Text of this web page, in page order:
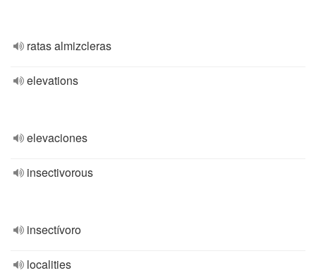
ratas almizcleras
elevations
elevaciones
insectivorous
insectívoro
localities